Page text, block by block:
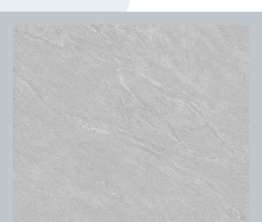
THƯ
TIN SỰ KIỆN
TIN CHUYÊN MÔN
LIÊN HỆ - TƯ